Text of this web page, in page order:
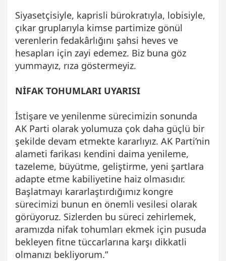
Siyasetçisiyle, kaprisli bürokratıyla, lobisiyle,
çıkar gruplarıyla kimse partimize gönül
verenlerin fedakârlığını şahsi heves ve
hesapları için zayi edemez. Biz buna göz
yummayız, rıza göstermeyiz.
NİFAK TOHUMLARI UYARISI
İstişare ve yenilenme sürecimizin sonunda
AK Parti olarak yolumuza çok daha güçlü bir
şekilde devam etmekte kararlıyız. AK Parti’nin
alameti farikası kendini daima yenileme,
tazeleme, büyütme, geliştirme, yeni şartlara
adapte etme kabiliyetine haiz olmasıdır.
Başlatmayı kararlaştırdığımız kongre
sürecimizi bunun en önemli vesilesi olarak
görüyoruz. Sizlerden bu süreci zehirlemek,
aramızda nifak tohumları ekmek için pusuda
bekleyen fitne tüccarlarına karşı dikkatli
olmanızı bekliyorum.”